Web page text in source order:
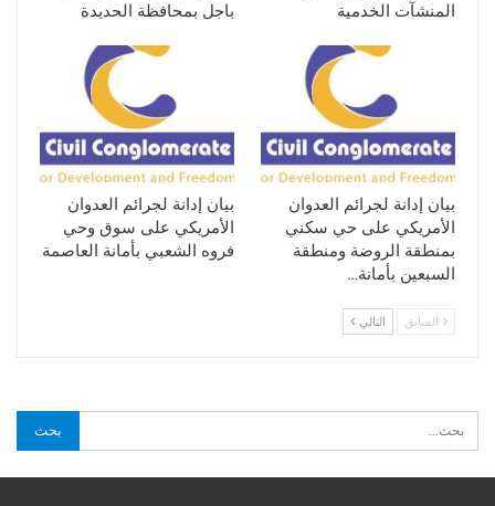
المنشآت الخدمية
باجل بمحافظة الحديدة
بيان إدانة لجرائم العدوان
الأمريكي على حي سكني
بمنطقة الروضة ومنطقة
السبعين بأمانة…
بيان إدانة لجرائم العدوان
الأمريكي على سوق وحي
فروه الشعبي بأمانة العاصمة
السابق التالي